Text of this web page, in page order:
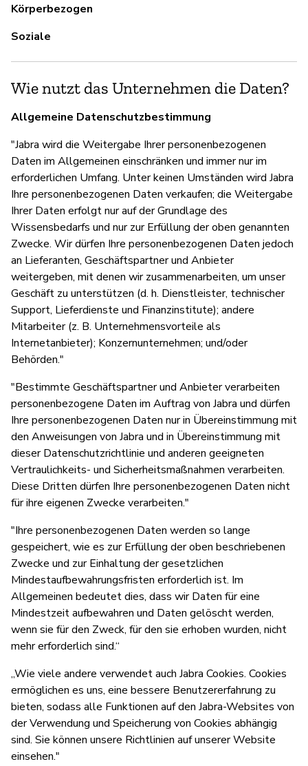
Körperbezogen
Soziale
Wie nutzt das Unternehmen die Daten?
Allgemeine Datenschutzbestimmung
"Jabra wird die Weitergabe Ihrer personenbezogenen
Daten im Allgemeinen einschränken und immer nur im
erforderlichen Umfang. Unter keinen Umständen wird Jabra
Ihre personenbezogenen Daten verkaufen; die Weitergabe
Ihrer Daten erfolgt nur auf der Grundlage des
Wissensbedarfs und nur zur Erfüllung der oben genannten
Zwecke. Wir dürfen Ihre personenbezogenen Daten jedoch
an Lieferanten, Geschäftspartner und Anbieter
weitergeben, mit denen wir zusammenarbeiten, um unser
Geschäft zu unterstützen (d. h. Dienstleister, technischer
Support, Lieferdienste und Finanzinstitute); andere
Mitarbeiter (z. B. Unternehmensvorteile als
Internetanbieter); Konzernunternehmen; und/oder
Behörden."
"Bestimmte Geschäftspartner und Anbieter verarbeiten
personenbezogene Daten im Auftrag von Jabra und dürfen
Ihre personenbezogenen Daten nur in Übereinstimmung mit
den Anweisungen von Jabra und in Übereinstimmung mit
dieser Datenschutzrichtlinie und anderen geeigneten
Vertraulichkeits- und Sicherheitsmaßnahmen verarbeiten.
Diese Dritten dürfen Ihre personenbezogenen Daten nicht
für ihre eigenen Zwecke verarbeiten."
"Ihre personenbezogenen Daten werden so lange
gespeichert, wie es zur Erfüllung der oben beschriebenen
Zwecke und zur Einhaltung der gesetzlichen
Mindestaufbewahrungsfristen erforderlich ist. Im
Allgemeinen bedeutet dies, dass wir Daten für eine
Mindestzeit aufbewahren und Daten gelöscht werden,
wenn sie für den Zweck, für den sie erhoben wurden, nicht
mehr erforderlich sind.“
„Wie viele andere verwendet auch Jabra Cookies. Cookies
ermöglichen es uns, eine bessere Benutzererfahrung zu
bieten, sodass alle Funktionen auf den Jabra-Websites von
der Verwendung und Speicherung von Cookies abhängig
sind. Sie können unsere Richtlinien auf unserer Website
einsehen."